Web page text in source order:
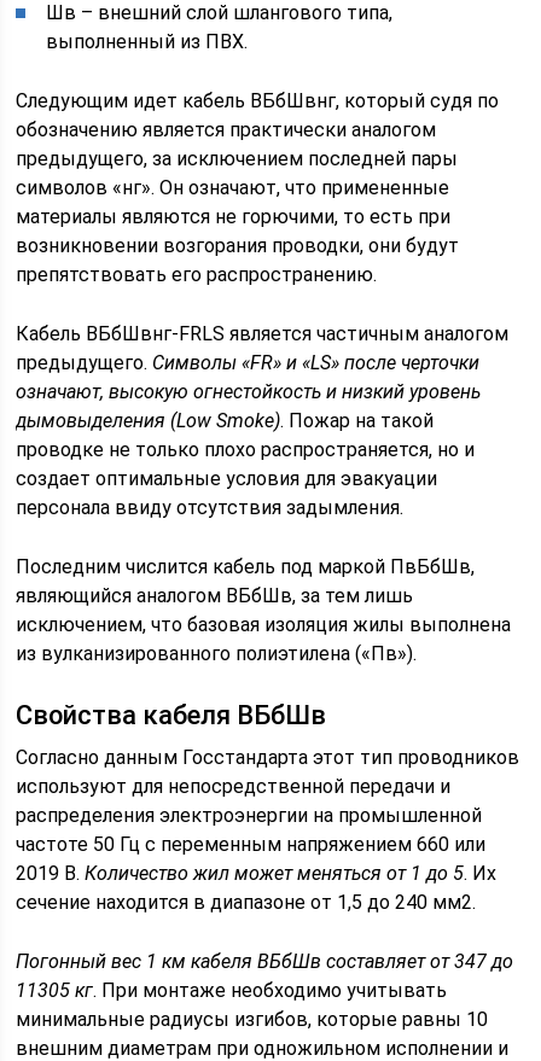
Шв – внешний слой шлангового типа,
выполненный из ПВХ.
Следующим идет кабель ВБбШвнг, который судя по
обозначению является практически аналогом
предыдущего, за исключением последней пары
символов «нг». Он означают, что примененные
материалы являются не горючими, то есть при
возникновении возгорания проводки, они будут
препятствовать его распространению.
Кабель ВБбШвнг-FRLS является частичным аналогом
предыдущего. Символы «FR» и «LS» после черточки
означают, высокую огнестойкость и низкий уровень
дымовыделения (Low Smoke). Пожар на такой
проводке не только плохо распространяется, но и
создает оптимальные условия для эвакуации
персонала ввиду отсутствия задымления.
Последним числится кабель под маркой ПвБбШв,
являющийся аналогом ВБбШв, за тем лишь
исключением, что базовая изоляция жилы выполнена
из вулканизированного полиэтилена («Пв»).
Свойства кабеля ВБбШв
Согласно данным Госстандарта этот тип проводников
используют для непосредственной передачи и
распределения электроэнергии на промышленной
частоте 50 Гц с переменным напряжением 660 или
2019 В.Количество жил может меняться от 1 до 5. Их
сечение находится в диапазоне от 1,5 до 240 мм2.
Погонный вес 1 км кабеля ВБбШв составляет от 347 до
11305 кг. При монтаже необходимо учитывать
минимальные радиусы изгибов, которые равны 10
внешним диаметрам при одножильном исполнении и